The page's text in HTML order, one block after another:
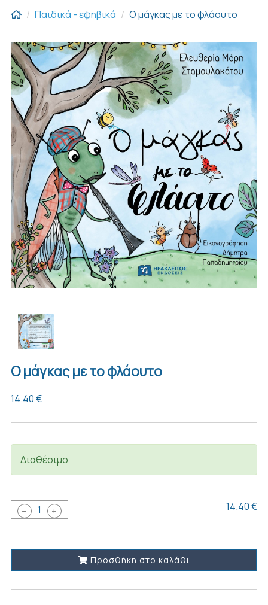
Παιδικά - εφηβικά Ο μάγκας με το φλάουτο
Ο μάγκας με το φλάουτο
14.40 €
Διαθέσιμο
1 14.40 €
Προσθήκη στο καλάθι